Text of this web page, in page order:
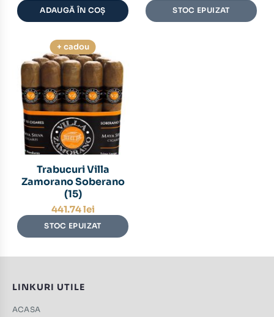
ADAUGĂ ÎN COȘ STOC EPUIZAT
+ cadou
Trabucuri Villa
Zamorano Soberano
(15)
441.74lei
STOC EPUIZAT
LINKURI UTILE
ACASA